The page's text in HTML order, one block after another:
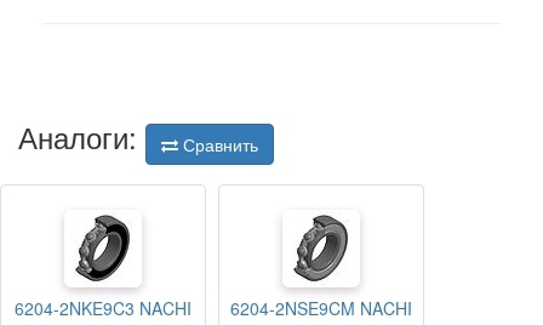
Аналоги: Сравнить
6204-2NKE9C3 NACHI 6204-2NSE9CM NACHI